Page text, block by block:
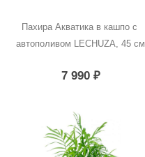
Пахира Акватика в кашпо с
автополивом LECHUZA, 45 см
7 990 ₽